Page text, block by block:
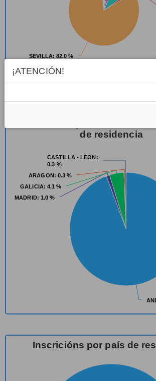
SEVILLA: 82.0 %
SEVILLA: 82.0 %
Inscricións por comunidade
de residencia
MADRID: 1.0 %
MADRID: 1.0 %
GALICIA: 4.1 %
GALICIA: 4.1 %
ARAGON: 0.3 %
ARAGON: 0.3 %
CASTILLA - LEON:
0.3 %
CASTILLA - LEON:
0.3 %
Inscricións por país de
¡ATENCIÓN!